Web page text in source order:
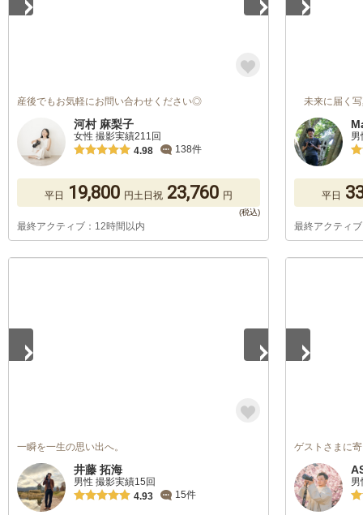
産後でもお気軽にお問い合わせください◎
河村 麻梨子
女性 撮影実績211回
4.98
138件
平日 19,800 円土日祝 23,760 円
最終アクティブ：12時間以内
未来に届く
平日
最終アクティ
一瞬を一生の思い出へ。
井藤 拓海
男性 撮影実績15回
4.93
15件
ゲストさまに